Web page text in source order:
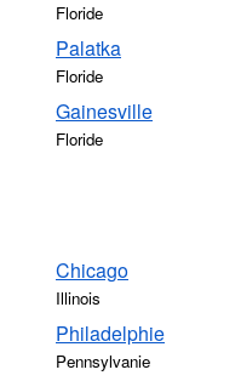
Floride
Palatka
Floride
Gainesville
Floride
Chicago
Illinois
Philadelphie
Pennsylvanie